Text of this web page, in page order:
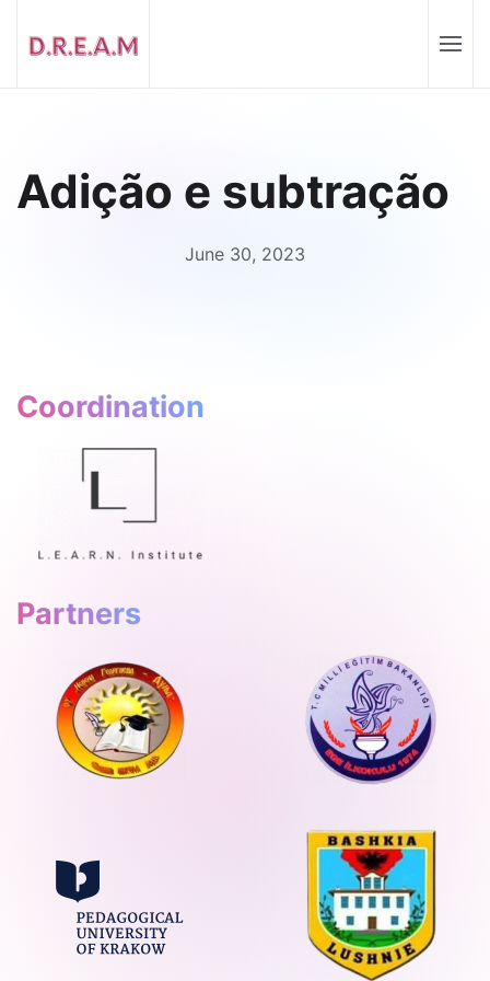
Adição e subtração
June 30, 2023
Coordination
Partners